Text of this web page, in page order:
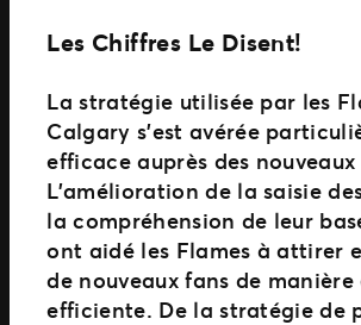
Les Chiffres Le Disent!
La stratégie utilisée par les
Calgary s’est avérée
efficace auprès des nouveaux
L’amélioration de la saisie
la compréhension de leur
ont aidé les Flames à attirer
de nouveaux fans de
efficiente. De la stratégie de